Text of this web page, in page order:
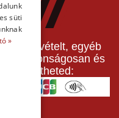
részvételt, egyéb
biztonságosan és
is kifizetheted:
süti
»